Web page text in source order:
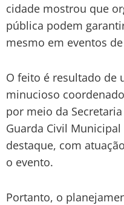
cidade mostrou que
pública podem
mesmo em eventos
O feito é resultado de
minucioso
por meio da
Guarda Civil Municipal
destaque, com
o evento.
Portanto, o